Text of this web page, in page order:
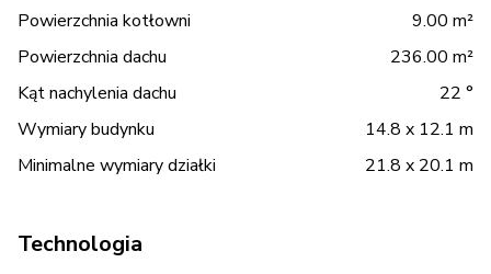
Powierzchnia kotłowni
9.00 m²
Powierzchnia dachu
236.00 m²
Kąt nachylenia dachu
22 °
Wymiary budynku
14.8 x 12.1 m
Minimalne wymiary działki
21.8 x 20.1 m
Technologia